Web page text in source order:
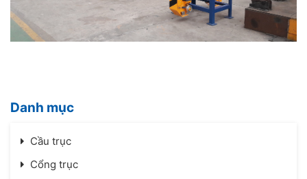
Danh mục
Cầu trục
Cổng trục